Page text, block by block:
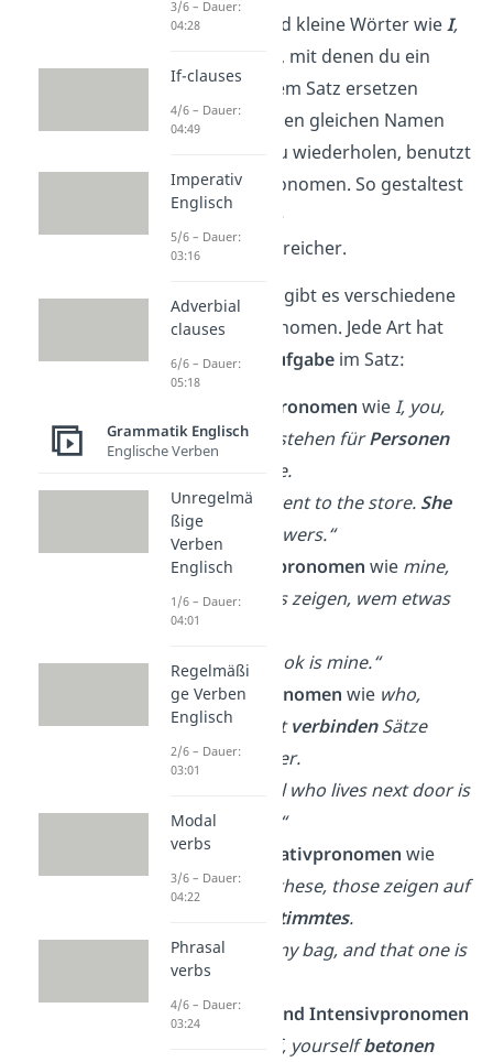
Pronomen sind kleine Wörter wieI,
, mit denen du ein
Nomenin einem Satz ersetzen
kannst. Statt den gleichen Namen
oder Begriff zu wiederholen, benutzt
du also ein Pronomen. So gestaltest
du deine Texte
abwechslungsreicher.
Im Englischen gibt es verschiedene
Arten von Pronomen. Jede Art hat
eine eigene
Aufgabeim Satz:
Personalpronomen wieI, you,
he, she, it stehen fürPersonen
oder Dinge.
→„Lena went to the store. She
bought flowers.“
Possessivpronomen wie mine,
yours, hers zeigen, wem etwas
gehört
→„This book is mine.“
Relativpronomen wie who,
which, thatverbindenSätze
miteinander.
„The girl who lives next door is
my friend.“
Demonstrativpronomen wie
this, that, these, those zeigen auf
Bestimmtes.
→This is my bag, and that one is
yours.
Reflexiv- und Intensivpronomen
myself, yourselfbetonen
3/6 – Dauer:
04:28
If-clauses
4/6 – Dauer:
04:49
Imperativ
Englisch
5/6 – Dauer:
03:16
Adverbial
clauses
6/6 – Dauer:
05:18
Grammatik Englisch
Englische Verben
Unregelmä
ßige
Verben
Englisch
1/6 – Dauer:
04:01
Regelmäßi
ge Verben
Englisch
2/6 – Dauer:
03:01
Modal
verbs
3/6 – Dauer:
04:22
Phrasal
verbs
4/6 – Dauer:
03:24